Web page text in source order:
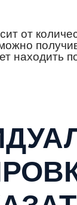
от
находить